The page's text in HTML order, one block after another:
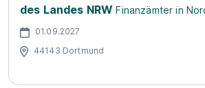
des Landes NRW Finanzämter in
01.09.2027
44143 Dortmund